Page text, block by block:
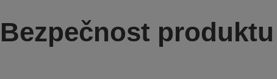
Bezpečnost produktu